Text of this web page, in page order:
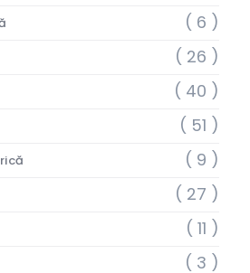
( 6 )
( 26 )
( 40 )
( 51 )
( 9 )
( 27 )
( 11 )
( 3 )